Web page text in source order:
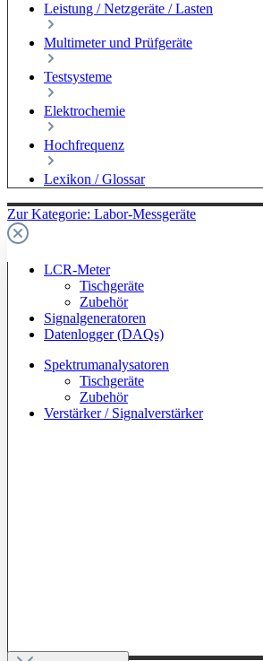
Leistung / Netzgeräte / Lasten
Multimeter und Prüfgeräte
Testsysteme
Elektrochemie
Hochfrequenz
Lexikon / Glossar
Zur Kategorie: Labor-Messgeräte
LCR-Meter
Tischgeräte
Zubehör
Signalgeneratoren
Datenlogger (DAQs)
Spektrumanalysatoren
Tischgeräte
Zubehör
Verstärker / Signalverstärker